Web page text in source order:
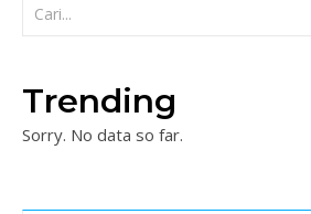
Trending
Sorry. No data so far.